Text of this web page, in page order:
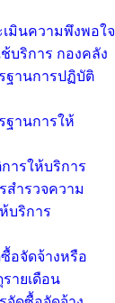
เมินความพึงพอใจ
บริการ กองคลัง
ฐานการปฏิบัติ
านการให้
ารให้บริการ
สำรวจความ
บริการ
อจัดจ้างหรือ
ายเดือน